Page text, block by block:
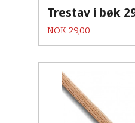
Trestav i bøk
Pris
NOK 29,00